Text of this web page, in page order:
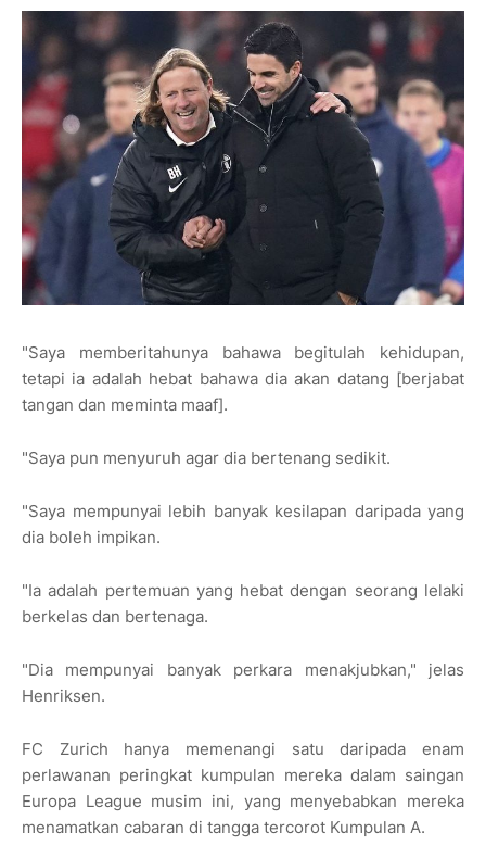
"Saya memberitahunya bahawa begitulah kehidupan,
tetapi ia adalah hebat bahawa dia akan datang [berjabat
tangan dan meminta maaf].
"Saya pun menyuruh agar dia bertenang sedikit.
"Saya mempunyai lebih banyak kesilapan daripada yang
dia boleh impikan.
"Ia adalah pertemuan yang hebat dengan seorang lelaki
berkelas dan bertenaga.
"Dia mempunyai banyak perkara menakjubkan," jelas
Henriksen.
FC Zurich hanya memenangi satu daripada enam
perlawanan peringkat kumpulan mereka dalam saingan
Europa League musim ini, yang menyebabkan mereka
menamatkan cabaran di tangga tercorot Kumpulan A.